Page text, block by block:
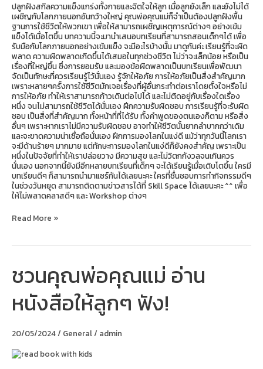
ปลูกฝังสกิลความแข็งแกร่งทั้งกายและจิตใจให้ลูก เมื่อลูกยังเล็ก และยังไม่ได้
เผชิญกับโลกภายนอกอันกว้างใหญ่ คุณพ่อคุณแม่ก็จำเป็นต้องปลูกฝังพื้น
ฐานการใช้ชีวิตให้พวกเขา เพื่อให้สามารถเผชิญเหตุการณ์ต่างๆ อย่างเข้ม
แข็งได้เมื่อโตขึ้น บทความนี้จะมานำเสนอบทเรียนที่สามารถสอนเด็กๆได้ เพื่อ
รับมือกับโลกภายนอกอย่างเข้มแข็ง จะมีอะไรบ้างนั้น มาดูกันค่ะ เรียนรู้ที่จะผิด
พลาด ความผิดพลาดเกิดขึ้นได้เสมอในทุกช่วงชีวิต ไม่ว่าจะเล็กน้อย หรือเป็น
เรื่องที่ใหญ่ขึ้น ซึ่งการยอมรับ และมองข้อผิดพลาดเป็นบทเรียนเพื่อพัฒนา
จัดเป็นทักษะที่ควรเรียนรู้ไว้นั่นเอง รู้จักให้อภัย การให้อภัยเป็นสิ่งสำคัญมาก
เพราะหลายๆครั้งการใช้ชีวิตมักเจอเรื่องที่ผู้อื่นกระทำต่อเราโดยตั้งใจหรือไม่
การให้อภัย ทำให้เราสามารถก้าวเดินต่อไปได้ และไม่ติดอยู่กับเรื่องใดเรื่อง
หนึ่ง จนไม่สามารถใช้ชีวิตได้นั่นเอง ฝีกความรับผิดชอบ การเรียนรู้ที่จะรับผิด
ชอบ เป็นสิ่งที่สำคัญมาก ทั้งหน้าที่ที่ได้รับ ทั้งคำพูดของตนเองก็ตาม หรือสิ่ง
อื่นๆ เพราะหากเราไม่มีความรับผิดชอบ อาจทำให้ชีวิตนั้นยากลำบากกว่าเดิม
และจะขาดความน่าเชื่อถือนั่นเอง ฝึกการมองโลกในแง่ดี แม้ว่าทุกวันนี้โลกเรา
จะมีด้านร้ายๆ มากมาย แต่ทักษะการมองโลกในแง่ดีก็ยังคงสำคัญ​ เพราะเป็น
หนึ่งในปัจจัยที่ทำให้เราปล่อยวาง มีความสุข และไม่วิตกกังวลจนเกินควร
นั่นเอง นอกจากนี้ยังมีอีกหลายบทเรียนที่เด็กๆ จะได้เรียนรู้เมื่อเติบโตขึ้น ใครมี
บทเรียนดีๆ ก็สามารถนำมาแชร์กันได้เลยนะคะ ใครที่ชื่นชอบการทำกิจกรรมดีๆ
ในช่วงวันหยุด สามารถติดตามข่าวสารได้ที่ Skill Space ได้เลยนะคะ ^^ เพื่อ
ให้ไม่พลาดคลาสดีๆ และ Workshop ต่างๆ
Read More »
ชวนคุณพ่อคุณแม่ อ่าน
หนังสือให้ลูกๆ ฟัง!
20/05/2024/ General/ admin
คุณ
พ่อคุณ
แม่
อ่าน
ลูกๆ